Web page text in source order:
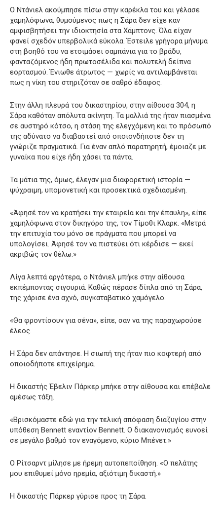
Ο Ντάνιελ ακούμπησε πίσω στην καρέκλα του και γέλασε
χαμηλόφωνα, θυμούμενος πως η Σάρα δεν είχε καν
αμφισβητήσει την ιδιοκτησία στα Χάμπτονς. Όλα είχαν
φανεί σχεδόν υπερβολικά εύκολα. Έστειλε γρήγορα μήνυμα
στη βοηθό του να ετοιμάσει σαμπάνια για το βράδυ,
φανταζόμενος ήδη πρωτοσέλιδα και πολυτελή δείπνα
εορτασμού. Ένιωθε άτρωτος — χωρίς να αντιλαμβάνεται
πως η νίκη του στηριζόταν σε σαθρό έδαφος.
Στην άλλη πλευρά του δικαστηρίου, στην αίθουσα 304, η
Σάρα καθόταν απόλυτα ακίνητη. Τα μαλλιά της ήταν πιασμένα
σε αυστηρό κότσο, η στάση της ελεγχόμενη και το πρόσωπό
της αδύνατο να διαβαστεί από οποιονδήποτε δεν τη
γνώριζε πραγματικά. Για έναν απλό παρατηρητή, έμοιαζε με
γυναίκα που είχε ήδη χάσει τα πάντα.
Τα μάτια της, όμως, έλεγαν μια διαφορετική ιστορία —
ψύχραιμη, υπομονετική και προσεκτικά σχεδιασμένη.
«Άφησέ τον να κρατήσει την εταιρεία και την έπαυλη», είπε
χαμηλόφωνα στον δικηγόρο της, τον Τίμοθι Κλαρκ. «Μετρά
την επιτυχία του μόνο σε πράγματα που μπορεί να
υπολογίσει. Άφησέ τον να πιστεύει ότι κέρδισε — εκεί
ακριβώς τον θέλω.»
Λίγα λεπτά αργότερα, ο Ντάνιελ μπήκε στην αίθουσα
εκπέμποντας σιγουριά. Καθώς πέρασε δίπλα από τη Σάρα,
της χάρισε ένα αχνό, συγκαταβατικό χαμόγελο.
«Θα φροντίσουν για σένα», είπε, σαν να της παραχωρούσε
έλεος.
Η Σάρα δεν απάντησε. Η σιωπή της ήταν πιο κοφτερή από
οποιοδήποτε επιχείρημα.
Η δικαστής Έβελιν Πάρκερ μπήκε στην αίθουσα και επέβαλε
αμέσως τάξη.
«Βρισκόμαστε εδώ για την τελική απόφαση διαζυγίου στην
υπόθεση Bennett εναντίον Bennett. Ο διακανονισμός ευνοεί
σε μεγάλο βαθμό τον εναγόμενο, κύριο Μπένετ.»
Ο Ρίτσαρντ μίλησε με ήρεμη αυτοπεποίθηση. «Ο πελάτης
μου επιθυμεί μόνο ηρεμία, αξιότιμη δικαστή.»
Η δικαστής Πάρκερ γύρισε προς τη Σάρα.